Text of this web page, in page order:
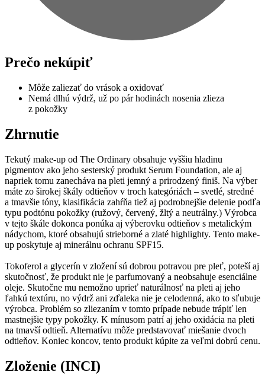
Prečo nekúpiť
Môže zaliezať do vrások a oxidovať
Nemá dlhú výdrž, už po pár hodinách nosenia zlieza
z pokožky
Zhrnutie
Tekutý make-up od The Ordinary obsahuje vyššiu hladinu
pigmentov ako jeho sesterský produkt Serum Foundation, ale aj
napriek tomu zanecháva na pleti jemný a prirodzený finiš. Na výber
máte zo širokej škály odtieňov v troch kategóriách – svetlé, stredné
a tmavšie tóny, klasifikácia zahŕňa tiež aj podrobnejšie delenie podľa
typu podtónu pokožky (ružový, červený, žltý a neutrálny.) Výrobca
v tejto škále dokonca ponúka aj výberovku odtieňov s metalickým
nádychom, ktoré obsahujú strieborné a zlaté highlighty. Tento make-
up poskytuje aj minerálnu ochranu SPF15.
Tokoferol a glycerín v zložení sú dobrou potravou pre pleť, poteší aj
skutočnosť, že produkt nie je parfumovaný a neobsahuje esenciálne
oleje. Skutočne mu nemožno uprieť naturálnosť na pleti aj jeho
ľahkú textúru, no výdrž ani zďaleka nie je celodenná, ako to sľubuje
výrobca. Problém so zliezaním v tomto prípade nebude trápiť len
mastnejšie typy pokožky. K mínusom patrí aj jeho oxidácia na pleti
na tmavší odtieň. Alternatívu môže predstavovať miešanie dvoch
odtieňov. Koniec koncov, tento produkt kúpite za veľmi dobrú cenu.
Zloženie (INCI)